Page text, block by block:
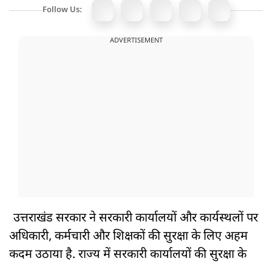
Follow Us:
ADVERTISEMENT
उत्तराखंड सरकार ने सरकारी कार्यालयों और कार्यस्थलों पर
अधिकारी, कर्मचारी और शिक्षकों की सुरक्षा के लिए अहम
कदम उठाया है. राज्य में सरकारी कार्यालयों की सुरक्षा के